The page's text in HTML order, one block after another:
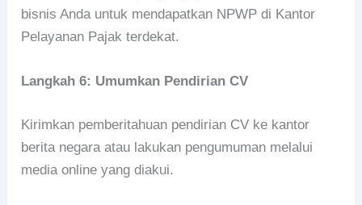
bisnis Anda untuk mendapatkan NPWP di Kantor
Pelayanan Pajak terdekat.
Langkah 6: Umumkan Pendirian CV
Kirimkan pemberitahuan pendirian CV ke kantor
berita negara atau lakukan pengumuman melalui
media online yang diakui.